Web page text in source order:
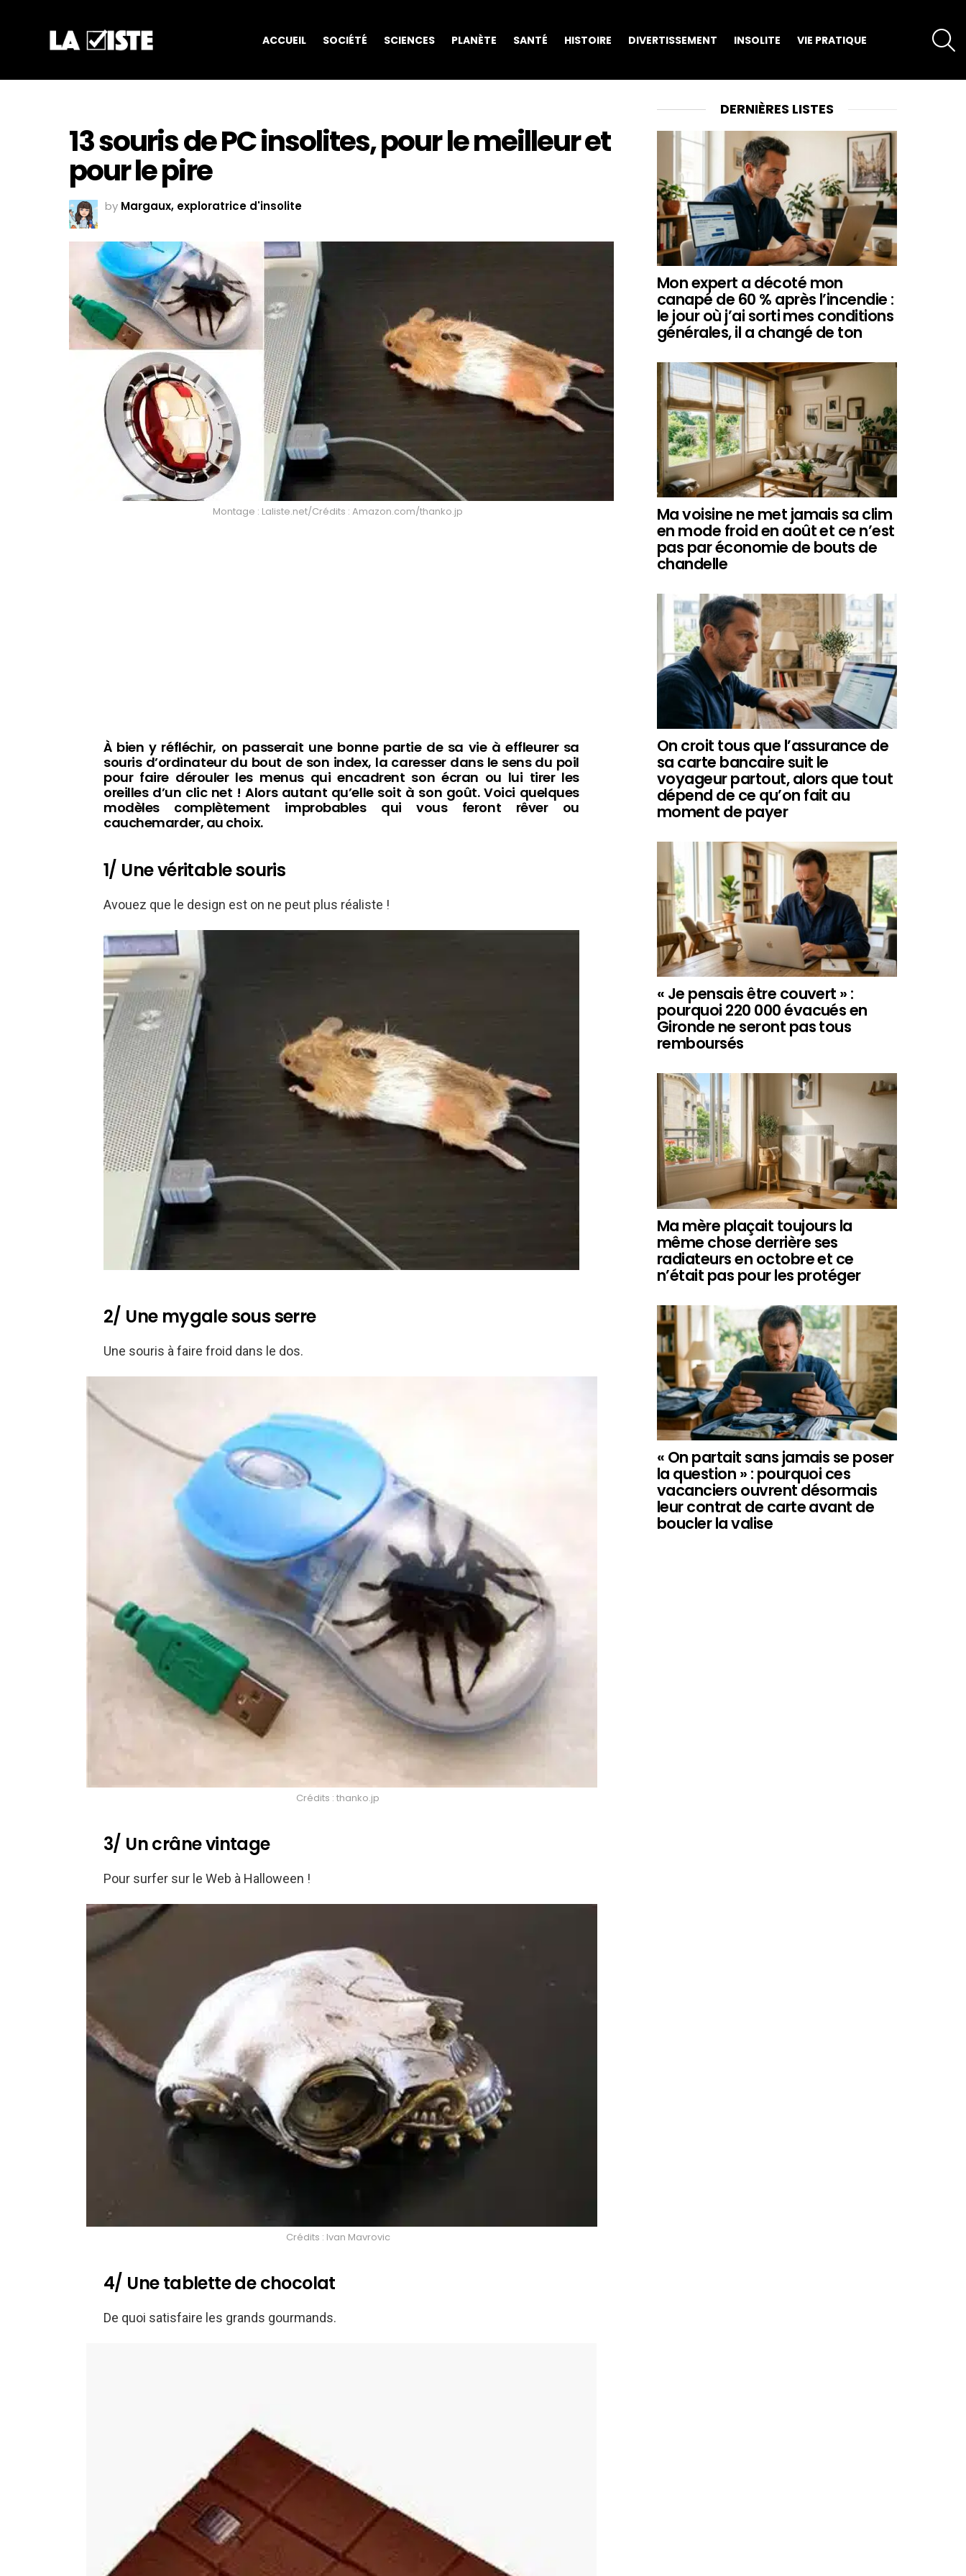
ACCUEIL SOCIÉTÉ SCIENCES PLANÈTE SANTÉ HISTOIRE DIVERTISSEMENT INSOLITE VIE PRATIQUE
13 souris de PC insolites, pour le meilleur et
pour le pire
by Margaux, exploratrice d'insolite
Montage : Laliste.net/Crédits : Amazon.com/thanko.jp
À bien y réfléchir, on passerait une bonne partie de sa vie à effleurer sa
souris d’ordinateur du bout de son index, la caresser dans le sens du poil
pour faire dérouler les menus qui encadrent son écran ou lui tirer les
oreilles d’un clic net ! Alors autant qu’elle soit à son goût. Voici quelques
modèles complètement improbables qui vous feront rêver ou
cauchemarder, au choix.
1/ Une véritable souris
Avouez que le design est on ne peut plus réaliste !
2/ Une mygale sous serre
Une souris à faire froid dans le dos.
Crédits : thanko.jp
3/ Un crâne vintage
Pour surfer sur le Web à Halloween !
Crédits : Ivan Mavrovic
4/ Une tablette de chocolat
De quoi satisfaire les grands gourmands.
DERNIÈRES LISTES
Mon expert a décoté mon
canapé de 60 % après l’incendie :
le jour où j’ai sorti mes conditions
générales, il a changé de ton
Ma voisine ne met jamais sa clim
en mode froid en août et ce n’est
pas par économie de bouts de
chandelle
On croit tous que l’assurance de
sa carte bancaire suit le
voyageur partout, alors que tout
dépend de ce qu’on fait au
moment de payer
« Je pensais être couvert » :
pourquoi 220 000 évacués en
Gironde ne seront pas tous
remboursés
Ma mère plaçait toujours la
même chose derrière ses
radiateurs en octobre et ce
n’était pas pour les protéger
« On partait sans jamais se poser
la question » : pourquoi ces
vacanciers ouvrent désormais
leur contrat de carte avant de
boucler la valise